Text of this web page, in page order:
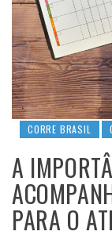
CORRE BRASIL
A
PARA O